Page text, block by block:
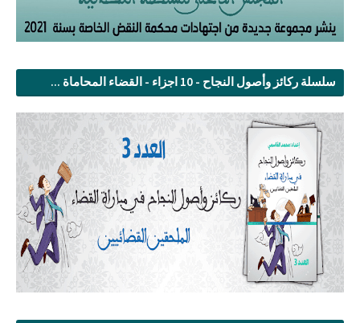
سلسلة ركائز وأصول النجاح - 10 اجزاء - القضاء المحاماة ...